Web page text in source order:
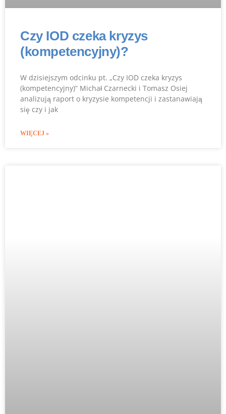
Czy IOD czeka kryzys
(kompetencyjny)?
W dzisiejszym odcinku pt. „Czy IOD czeka kryzys
(kompetencyjny)” Michał Czarnecki i Tomasz Osiej
analizują raport o kryzysie kompetencji i zastanawiają
się czy i jak
WIĘCEJ »